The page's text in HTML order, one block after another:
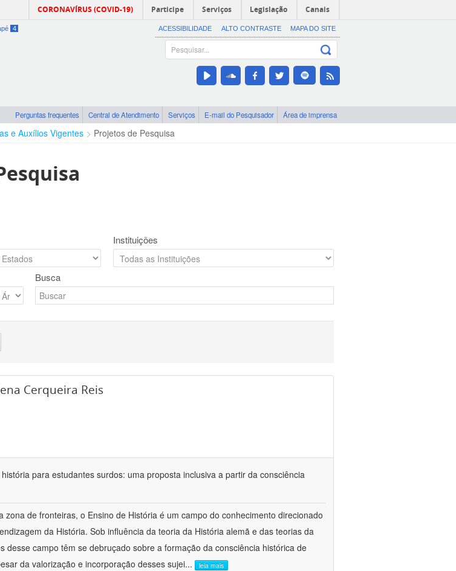
CORONAVÍRUS (COVID-19) Participe Serviços Legislação Canais
4 ACESSIBILIDADE ALTO CONTRASTE MAPA DO SITE
Perguntas frequentes Central de Atendimento Serviços E-mail do Pesquisador Área de imprensa
e Auxílios Vigentes Projetos de Pesquisa
Instituições
Busca
Cerqueira Reis
para estudantes surdos: uma proposta inclusiva a partir da consciência
zona de fronteiras, o Ensino de História é um campo do conhecimento direcionado
da História. Sob influência da teoria da História alemã e das teorias da
desse campo têm se debruçado sobre a formação da consciência histórica de
da valorização e incorporação desses sujei... leia mais